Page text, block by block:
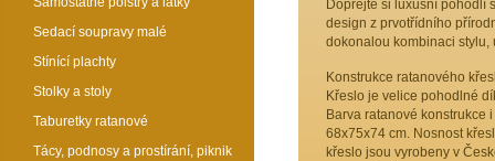
Dopřejte si luxusní pohodlí
design z prvotřídního
dokonalou kombinaci stylu,
Konstrukce ratanového
Křeslo je velice pohodlné
Barva ratanové konstrukce
68x75x74 cm. Nosnost
křeslo jsou vyrobeny v
Sedací soupravy malé
Stínící plachty
Stolky a stoly
Taburetky ratanové
Tácy, podnosy a prostírání, piknik